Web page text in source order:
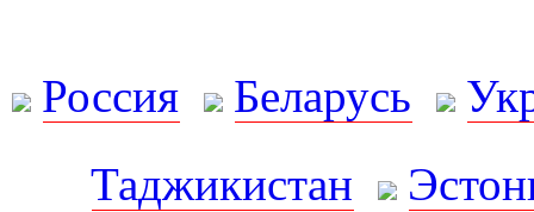
Россия Беларусь
Таджикистан